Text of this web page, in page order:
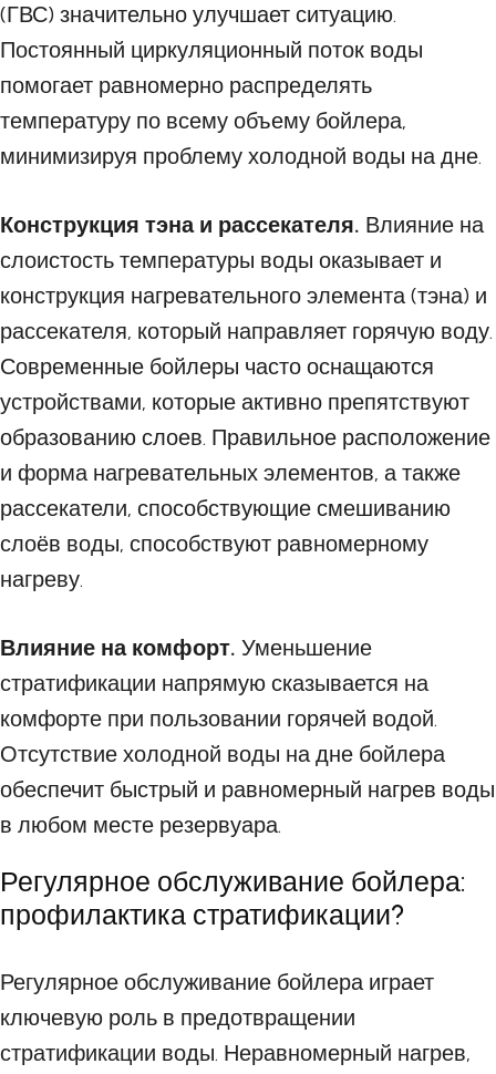
(ГВС) значительно улучшает ситуацию.
Постоянный циркуляционный поток воды
помогает равномерно распределять
температуру по всему объему бойлера,
минимизируя проблему холодной воды на дне.
Конструкция тэна и рассекателя. Влияние на
слоистость температуры воды оказывает и
конструкция нагревательного элемента (тэна) и
рассекателя, который направляет горячую воду.
Современные бойлеры часто оснащаются
устройствами, которые активно препятствуют
образованию слоев. Правильное расположение
и форма нагревательных элементов, а также
рассекатели, способствующие смешиванию
слоёв воды, способствуют равномерному
нагреву.
Влияние на комфорт. Уменьшение
стратификации напрямую сказывается на
комфорте при пользовании горячей водой.
Отсутствие холодной воды на дне бойлера
обеспечит быстрый и равномерный нагрев воды
в любом месте резервуара.
Регулярное обслуживание бойлера:
профилактика стратификации?
Регулярное обслуживание бойлера играет
ключевую роль в предотвращении
стратификации воды. Неравномерный нагрев,